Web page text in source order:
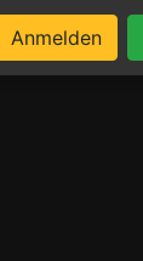
Anmelden